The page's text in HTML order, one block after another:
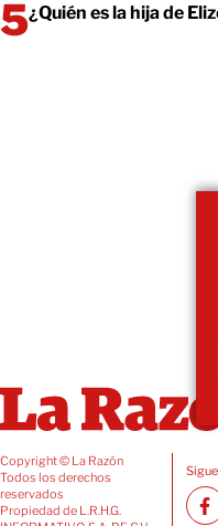
¿Quién es la hija de
Copyright © La Razón
Todos los derechos
reservados
Propiedad de L.R.H.G.